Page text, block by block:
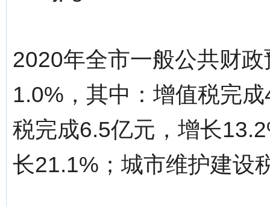
2020年全市一般公共财
1.0%，其中：增值税完
税完成6.5亿元，增长
长21.1%；城市维护建设